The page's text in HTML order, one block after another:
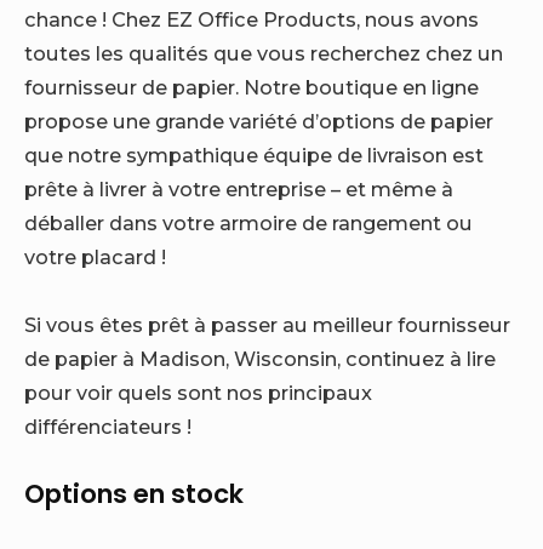
chance ! Chez EZ Office Products, nous avons
toutes les qualités que vous recherchez chez un
fournisseur de papier. Notre boutique en ligne
propose une grande variété d’options de papier
que notre sympathique équipe de livraison est
prête à livrer à votre entreprise – et même à
déballer dans votre armoire de rangement ou
votre placard !
Si vous êtes prêt à passer au meilleur fournisseur
de papier à Madison, Wisconsin, continuez à lire
pour voir quels sont nos principaux
différenciateurs !
Options en stock